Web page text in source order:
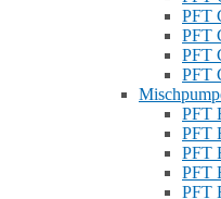
PFT
PFT
PFT
PFT
PFT
PFT
PFT
PFT
PFT